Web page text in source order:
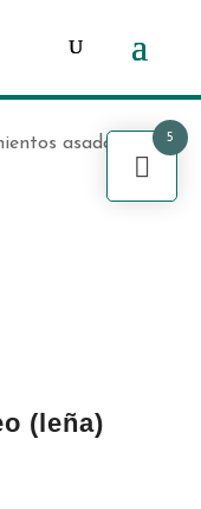
asados
(leña)
5